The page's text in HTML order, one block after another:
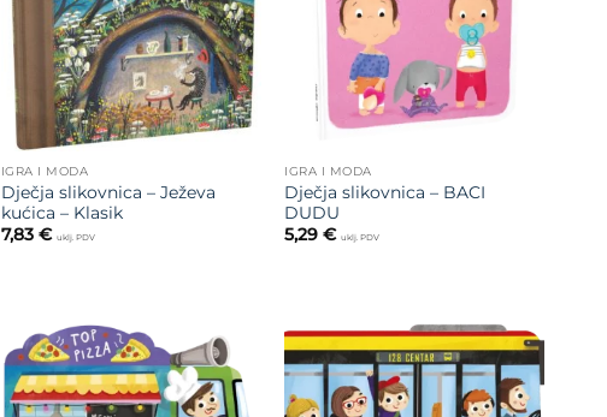
IGRA I MODA
Dječja slikovnica – Ježeva
kućica – Klasik
7,83 € uklj. PDV
IGRA I MODA
Dječja slikovnica – BACI
DUDU
5,29€ uklj. PDV
Dodajte
na listu
želja
Dodajte
na listu
želja